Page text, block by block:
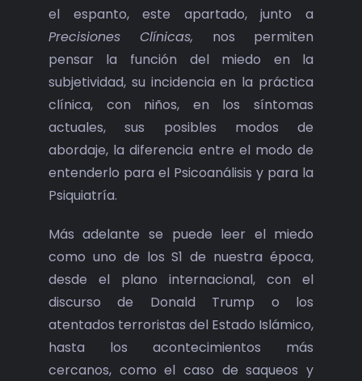
el espanto, este apartado, junto a
Precisiones Clínicas, nos permiten
pensar la función del miedo en la
subjetividad, su incidencia en la práctica
clínica, con niños, en los síntomas
actuales, sus posibles modos de
abordaje, la diferencia entre el modo de
entenderlo para el Psicoanálisis y para la
Psiquiatría.
Más adelante se puede leer el miedo
como uno de los S1 de nuestra época,
desde el plano internacional, con el
discurso de Donald Trump o los
atentados terroristas del Estado Islámico,
hasta los acontecimientos más
cercanos, como el caso de saqueos y